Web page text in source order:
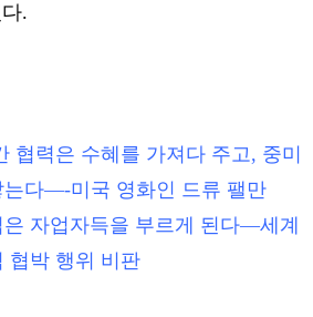
.
협력은 수혜를 가져다 주고, 중미
는다—-미국 영화인 드류 팰만
자업자득을 부르게 된다—세계
협박 행위 비판